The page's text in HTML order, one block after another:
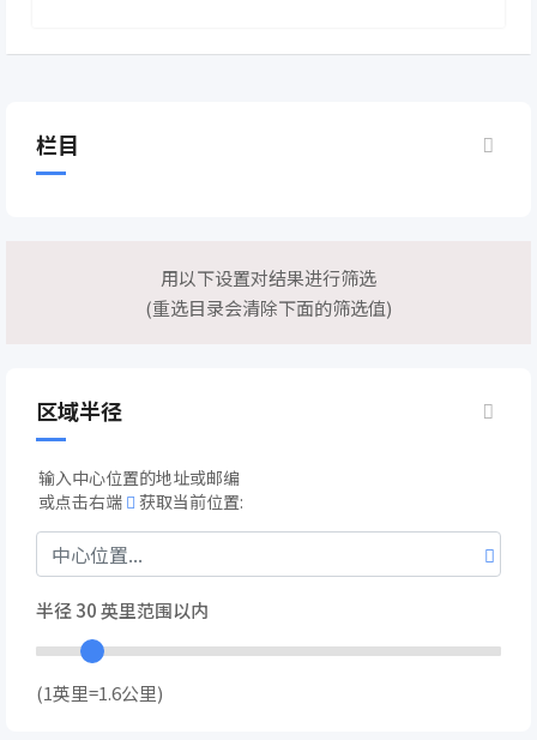
栏目
用以下设置对结果进行筛选
(重选目录会清除下面的筛选值)
区域半径
输入中心位置的地址或邮编
或点击右端
获取当前位置:
半径30英里范围以内
(1英里=1.6公里)